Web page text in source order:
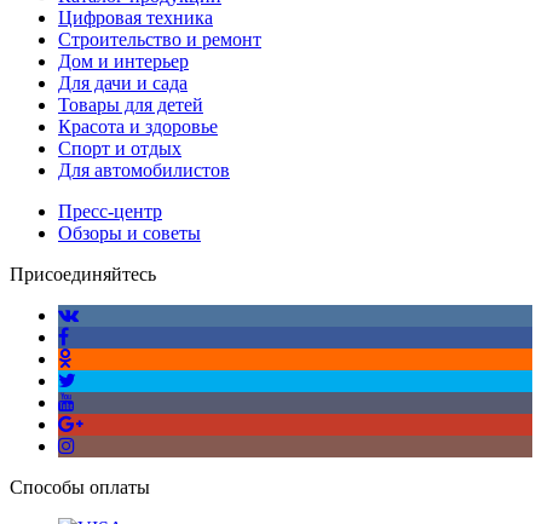
Цифровая техника
Строительство и ремонт
Дом и интерьер
Для дачи и сада
Товары для детей
Красота и здоровье
Спорт и отдых
Для автомобилистов
Пресс-центр
Обзоры и советы
Присоединяйтесь
Способы оплаты